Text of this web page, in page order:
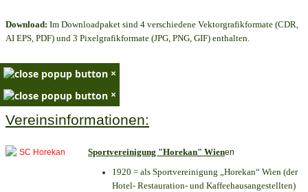
Download: Im Downloadpaket sind 4 verschiedene Vektorgrafikformate (CDR,
AI EPS, PDF) und 3 Pixelgrafikformate (JPG, PNG, GIF) enthalten.
×
×
Vereinsinformationen:
Sportvereinigung "Horekan" Wienen
1920 = als Sportvereinigung „Horekan“ Wien (der
Hotel- Restauration- und Kaffeehausangestellten)